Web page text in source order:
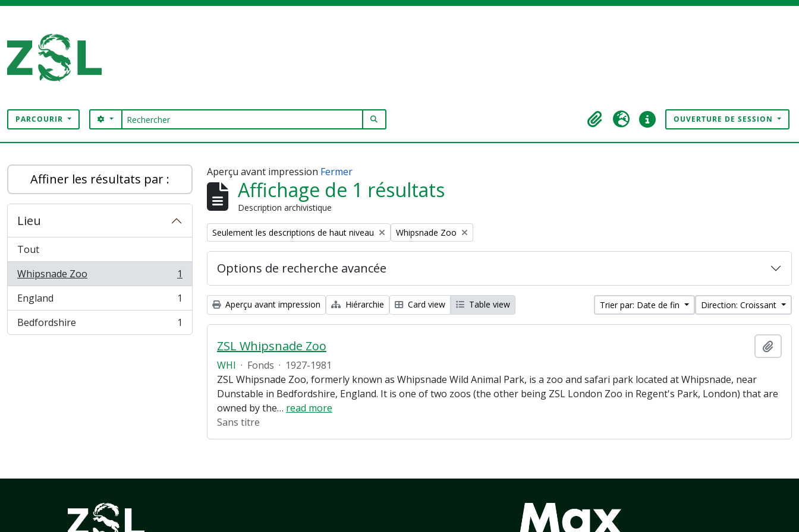
PARCOURIR Rechercher
SEARCH OPTIONS
Presse-papier
LangueLiens rapidesOUVERTURE DE SESSION
Affiner les résultats par :
Lieu
Tout
Whipsnade Zoo
, 1 résultats
1
England
, 1 résultats
1
Bedfordshire
, 1 résultats 1
Aperçu avant impression Fermer
Affichage de 1 résultats
Description archivistique
Remove filter:
Seulement les descriptions de haut niveau Remove filter:
Whipsnade Zoo
Options de recherche avancée
Aperçu avant impression Hiérarchie Card view Table view Trier par: Date de fin Direction: Croissant
ZSL Whipsnade Zoo
WHI · Fonds · 1927-1981
ZSL Whipsnade Zoo, formerly known as Whipsnade Wild Animal Park, is a zoo and safari park located at Whipsnade, near
Dunstable in Bedfordshire, England. It is one of two zoos (the other being ZSL London Zoo in Regent's Park, London) that are
owned by the… read more
Sans titre